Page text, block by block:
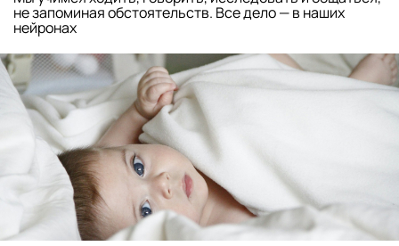
не запоминая обстоятельств. Все дело — в наших
нейронах